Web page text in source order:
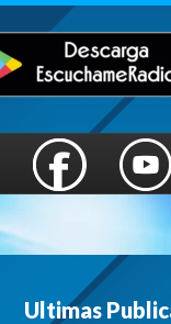
Ultimas